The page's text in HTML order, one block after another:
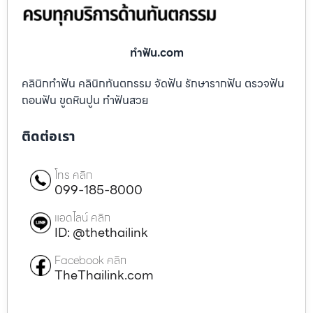
ทําฟัน.com
คลินิกทำฟัน คลินิกทันตกรรม จัดฟัน รักษารากฟัน ตรวจฟัน
ถอนฟัน ขูดหินปูน ทำฟันสวย
ติดต่อเรา
โทร คลิก
099-185-8000
แอดไลน์ คลิก
ID: @thethailink
Facebook คลิก
TheThailink.com